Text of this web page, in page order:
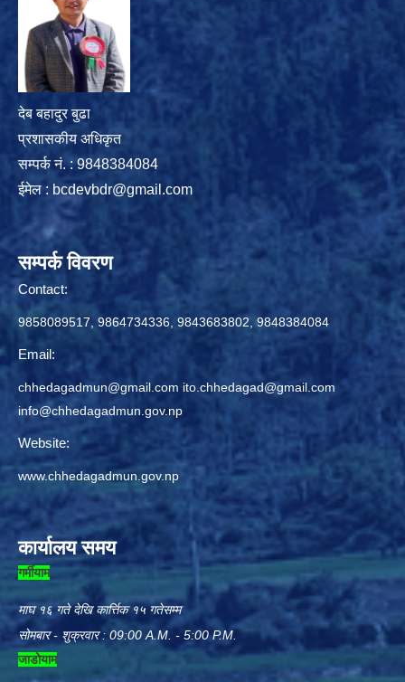
देब बहादुर बुढा
प्रशासकीय अधिकृत
सम्पर्क नं. : 9848384084
ईमेल : bcdevbdr@gmail.com
सम्पर्क विवरण
Contact:
9858089517, 9864734336, 9843683802, 9848384084
Email:
chhedagadmun@gmail.com ito.chhedagad@gmail.com
info@chhedagadmun.gov.np
Website:
www.chhedagadmun.gov.np
कार्यालय समय
गर्मीयाम
माघ १६ गते देखि कार्त्तिक १५ गतेसम्म
सोमबार - शुक्रवार : 09:00 A.M. - 5:00 P.M.
जाडोयाम